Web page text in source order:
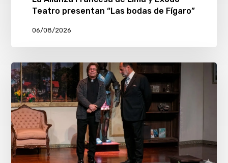
Teatro presentan “Las bodas de Fígaro”
06/08/2026